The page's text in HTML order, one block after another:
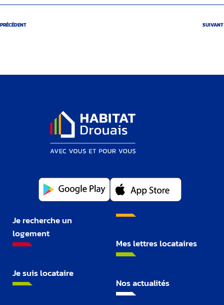
PRÉCÉDENT SUIVANT
Je recherche un
logement
Je suis locataire
Mes lettres locataires
Nos actualités